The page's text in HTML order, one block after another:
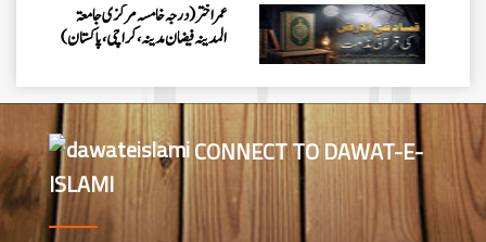
عمر اختر (درجہ خامسہ مرکزی جامعۃ
المدینہ فیضان مدینہ ،کراچی،پاکستان)
محمد وقاص (مرکزی جامعۃ المدینہ
فیضان مدینہ،کراچی ،پاکستان)
محمد سعد عمران (درجہ عالیہ مرکزی
جامعۃ المدینہ فیضانِ مدینہ ،کراچی
،پاکستان)
CONNECT TO DAWAT-E-
ISLAMI